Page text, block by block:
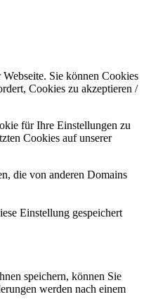
Sie können Cookies
Cookies zu akzeptieren /
für Ihre Einstellungen zu
Cookies auf unserer
die von anderen Domains
Einstellung gespeichert
speichern, können Sie
werden nach einem